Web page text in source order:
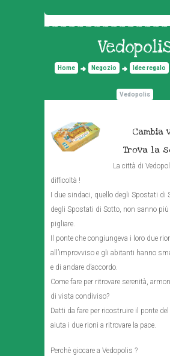
Home Negozio Idee regalo
Vedopolis
Cambia
Trova la
La città di
difficoltà !
I due sindaci, quello degli Spostati di
degli Spostati di Sotto, non sanno più
pigliare.
Il ponte che congiungeva i loro due
all’improvviso e gli abitanti hanno
e di andare d’accordo.
Come fare per ritrovare serenità,
di vista condiviso?
Datti da fare per ricostruire il ponte del
aiuta i due rioni a ritrovare la pace.
Perchè giocare a Vedopolis ?